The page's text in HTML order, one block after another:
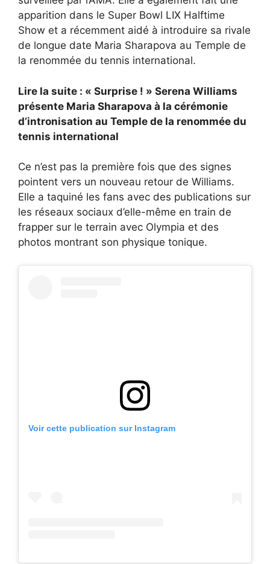
apparition dans le Super Bowl LIX Halftime
Show et a récemment aidé à introduire sa rivale
de longue date Maria Sharapova au Temple de
la renommée du tennis international.
Lire la suite : « Surprise ! » Serena Williams
présente Maria Sharapova à la cérémonie
d’intronisation au Temple de la renommée du
tennis international
Ce n’est pas la première fois que des signes
pointent vers un nouveau retour de Williams.
Elle a taquiné les fans avec des publications sur
les réseaux sociaux d’elle-même en train de
frapper sur le terrain avec Olympia et des
photos montrant son physique tonique.
Voir cette publication sur Instagram